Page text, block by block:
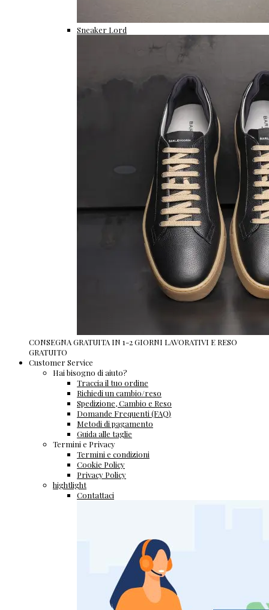
Sneaker Lord
CONSEGNA GRATUITA IN 1-2 GIORNI LAVORATIVI E RESO
GRATUITO
Customer Service
Hai bisogno di aiuto?
Traccia il tuo ordine
Richiedi un cambio/reso
Spedizione, Cambio e Reso
Domande Frequenti (FAQ)
Metodi di pagamento
Guida alle taglie
Termini e Privacy
Termini e condizioni
Cookie Policy
Privacy Policy
hightlight
Contattaci